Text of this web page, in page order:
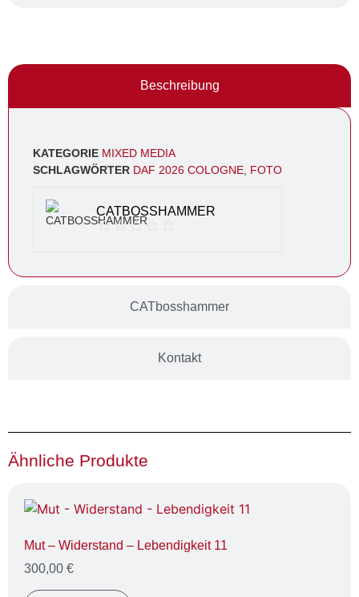
Beschreibung
CATbosshammer
Kontakt
KATEGORIE MIXED MEDIA
SCHLAGWÖRTER DAF 2026 COLOGNE FOTO
CATBOSSHAMMER
Ähnliche Produkte
Mut – Widerstand – Lebendigkeit 11
300,00 €